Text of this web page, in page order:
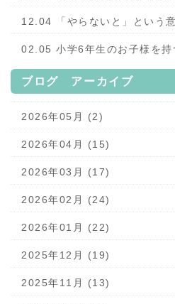
12.04 「やらないと」という
02.05 小学6年生のお子様を持
ブログ アーカイブ
2026年05月 (2)
2026年04月 (15)
2026年03月 (17)
2026年02月 (24)
2026年01月 (22)
2025年12月 (19)
2025年11月 (13)